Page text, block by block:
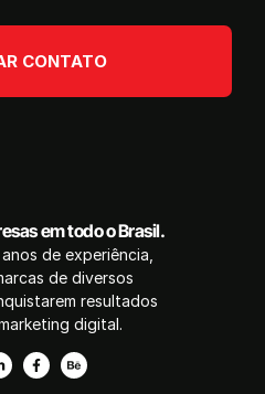
CONTATO
em todo o Brasil.
de experiência,
de diversos
resultados
digital.